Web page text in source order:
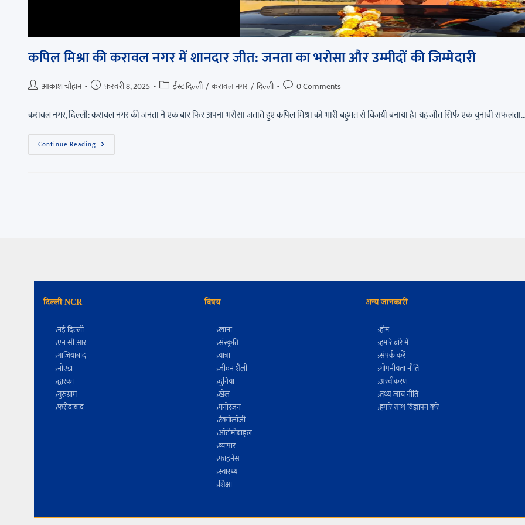
कपिल मिश्रा की करावल नगर में शानदार जीत: जनता का भरोसा और उम्मीदों की जिम्मेदारी
आकाश चौहान फ़रवरी 8, 2025 ईस्ट दिल्ली / करावल नगर / दिल्ली 0 Comments
करावल नगर, दिल्ली: करावल नगर की जनता ने एक बार फिर अपना भरोसा जताते हुए कपिल मिश्रा को भारी बहुमत से विजयी बनाया है। यह जीत सिर्फ एक चुनावी
Continue Reading
दिल्ली NCR
नई दिल्ली
एन सी आर
गाजियाबाद
नोएडा
द्वारका
गुरुग्राम
फरीदाबाद
विषय
खाना
संस्कृति
यात्रा
जीवन शैली
दुनिया
खेल
मनोरंजन
टेक्नोलॉजी
ऑटोमोबाइल
व्यापार
फाइनेंस
स्वास्थ्य
शिक्षा
अन्य जानकारी
होम
हमारे बारे में
संपर्क करें
गोपनीयता नीति
अस्वीकरण
तथ्य-जांच नीति
हमारे साथ विज्ञापन करें